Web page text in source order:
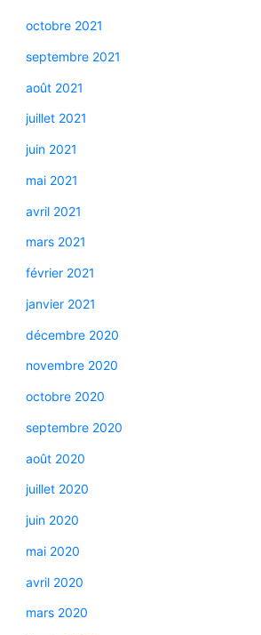
octobre 2021
septembre 2021
août 2021
juillet 2021
juin 2021
mai 2021
avril 2021
mars 2021
février 2021
janvier 2021
décembre 2020
novembre 2020
octobre 2020
septembre 2020
août 2020
juillet 2020
juin 2020
mai 2020
avril 2020
mars 2020